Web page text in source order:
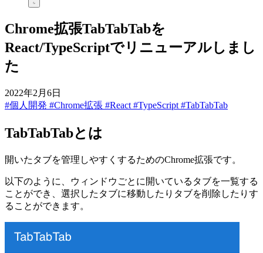
Chrome拡張TabTabTabを
React/TypeScriptでリニューアルしまし
た
2022年2月6日
#個人開発 #Chrome拡張 #React #TypeScript #TabTabTab
TabTabTabとは
開いたタブを管理しやすくするためのChrome拡張です。
以下のように、ウィンドウごとに開いているタブを一覧する
ことができ、選択したタブに移動したりタブを削除したりす
ることができます。